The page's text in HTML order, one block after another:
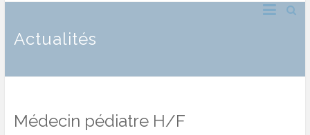
Actualités
Médecin pédiatre H/F